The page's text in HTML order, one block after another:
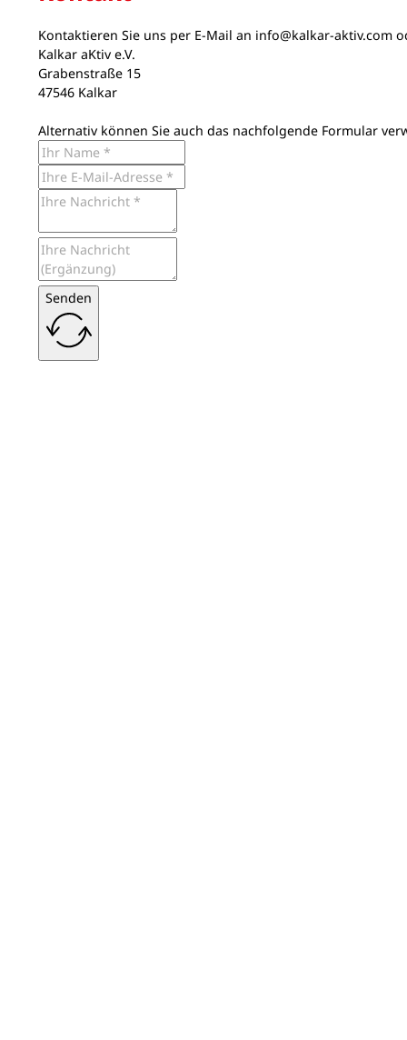
Kontaktieren Sie uns per E-Mail an info@kalkar-aktiv.com
Kalkar aKtiv e.V.
Grabenstraße 15
47546 Kalkar
Alternativ können Sie auch das nachfolgende Formular
Senden